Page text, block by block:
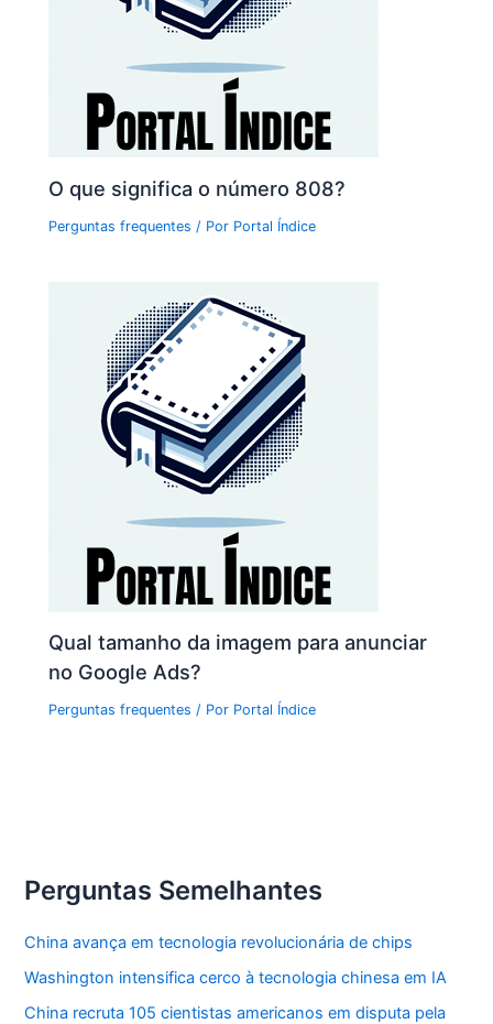
O que significa o número 808?
Perguntas frequentes / Por Portal Índice
Qual tamanho da imagem para anunciar
no Google Ads?
Perguntas frequentes / Por Portal Índice
Perguntas Semelhantes
China avança em tecnologia revolucionária de chips
Washington intensifica cerco à tecnologia chinesa em IA
China recruta 105 cientistas americanos em disputa pela